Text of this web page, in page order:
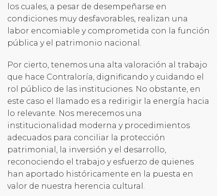
los cuales, a pesar de desempeñarse en
condiciones muy desfavorables, realizan una
labor encomiable y comprometida con la función
pública y el patrimonio nacional.
Por cierto, tenemos una alta valoración al trabajo
que hace Contraloría, dignificando y cuidando el
rol público de las instituciones. No obstante, en
este caso el llamado es a redirigir la energía hacia
lo relevante. Nos merecemos una
institucionalidad moderna y procedimientos
adecuados para conciliar la protección
patrimonial, la inversión y el desarrollo,
reconociendo el trabajo y esfuerzo de quienes
han aportado históricamente en la puesta en
valor de nuestra herencia cultural.